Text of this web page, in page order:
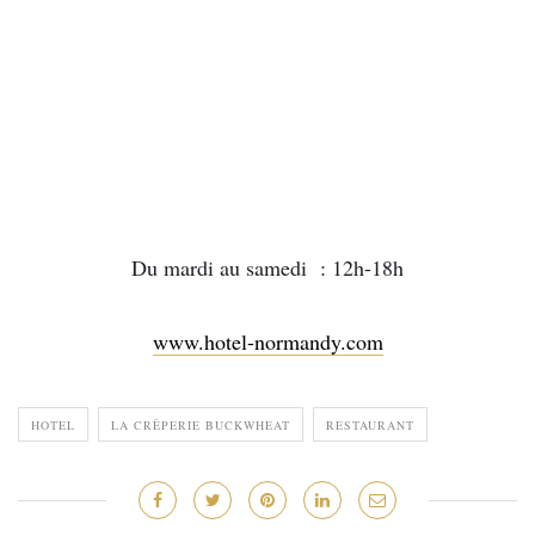
Du mardi au samedi : 12h-18h
www.hotel-normandy.com
HOTEL LA CRÊPERIE BUCKWHEAT RESTAURANT